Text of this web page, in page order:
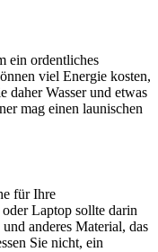
ein ordentliches
viel Energie kosten,
daher Wasser und etwas
mag einen launischen
für Ihre
Laptop sollte darin
anderes Material, das
Sie nicht, ein